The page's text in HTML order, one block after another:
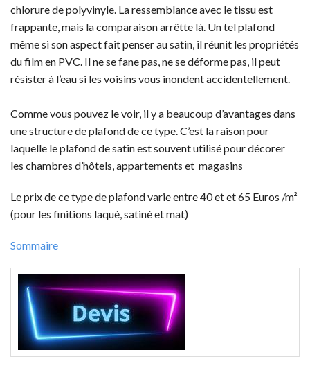
chlorure de polyvinyle. La ressemblance avec le tissu est
frappante, mais la comparaison arrêtte là. Un tel plafond
même si son aspect fait penser au satin, il réunit les propriétés
du film en PVC. Il ne se fane pas, ne se déforme pas, il peut
résister à l’eau si les voisins vous inondent accidentellement.
Comme vous pouvez le voir, il y a beaucoup d’avantages dans
une structure de plafond de ce type. C’est la raison pour
laquelle le plafond de satin est souvent utilisé pour décorer
les chambres d’hôtels, appartements et magasins
Le prix de ce type de plafond varie entre 40 et et 65 Euros /m²
(pour les finitions laqué, satiné et mat)
Sommaire